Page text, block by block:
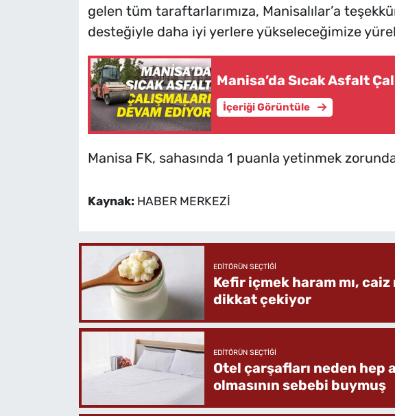
gelen tüm taraftarlarımıza, Manisalılar’a
desteğiyle daha iyi yerlere yükseleceğimize
Manisa’da Sıcak Asfalt
İçeriği Görüntüle
Manisa FK, sahasında 1 puanla yetinmek
Kaynak: HABER MERKEZİ
EDITÖRÜN SEÇTIĞI
Kefir içmek haram mı,
dikkat çekiyor
EDITÖRÜN SEÇTIĞI
Otel çarşafları neden hep
olmasının sebebi buymuş